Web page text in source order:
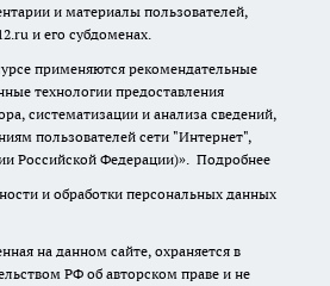
и материалы пользователей,
и его субдоменах.
применяются рекомендательные
технологии предоставления
систематизации и анализа сведений,
пользователей сети "Интернет",
Российской Федерации)». Подробнее
и обработки персональных данных
на данном сайте, охраняется в
РФ об авторском праве и не